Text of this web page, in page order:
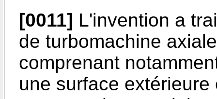
[0011] L'invention a
de turbomachine
comprenant
une surface